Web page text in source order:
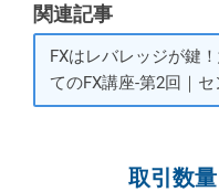
関連記事
FXはレバレッジが鍵
てのFX講座-第2回｜
取引数